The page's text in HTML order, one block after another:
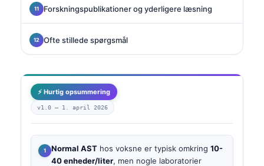
Forskningspublikationer og yderligere læsning
Ofte stillede spørgsmål
⚡ Hurtig opsummering
v1.0 — 1. april 2026
Normal AST hos voksne er typisk omkring 10-
40 enheder/liter, men nogle laboratorier